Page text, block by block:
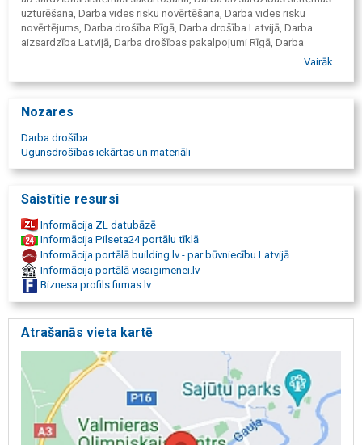
FN-SERVISS on-line sistēmas pakalpojumi:
On-line instruktāžas ugunsdrošībā un darba aizsardzībā,
modulis
Kursi Darba aizsardzībā
Kursi Ugunsdrošībā
Pirmās palīdzības kursi
Ugunsdzēsības pārklāji
Ugunsdzēsības stendi un aprīkojums
Drošības zīmes
Vairāk
Nozares
Darba drošība
Ugunsdrošības iekārtas un materiāli
Saistītie resursi
Informācija ZL datubāzē
Informācija Pilseta24 portālu tīklā
Informācija portālā building.lv - par būvniecību Latvijā
Informācija portālā visaigimenei.lv
Biznesa profils firmas.lv
Atrašanās vieta kartē